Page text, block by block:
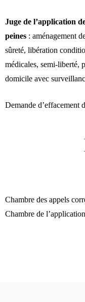
Juge de l’application
peines : aménagement
sûreté, libération
médicales, semi-liberté,
domicile avec
Demande d’effacement
Chambre des appels
Chambre de